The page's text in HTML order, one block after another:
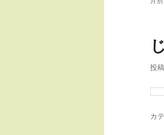
投
カ